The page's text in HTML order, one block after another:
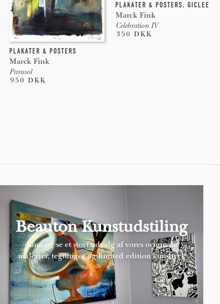
PLAKATER & POSTERS
Marck Fink
Parasol
950 DKK
PLAKATER & POSTERS, GICLEE
Marck Fink
Celebration IV
350 DKK
Beauton Kunstudstiling
Kom og se et stort udvalg af vores originale
malerier, tegninger og limited edition kunsttryk